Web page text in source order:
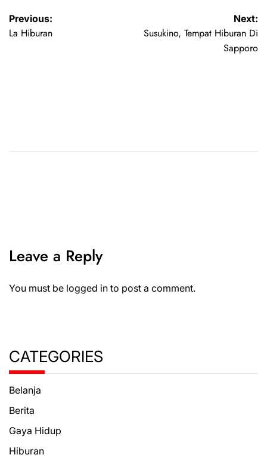
Previous:
La Hiburan
Next:
Susukino, Tempat Hiburan Di
Sapporo
Leave a Reply
You must be logged in to post a comment.
CATEGORIES
Belanja
Berita
Gaya Hidup
Hiburan